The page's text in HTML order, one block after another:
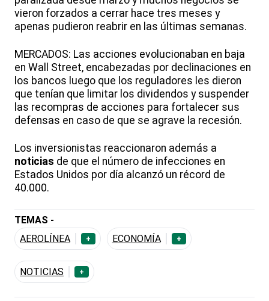
vieron forzados a cerrar hace tres meses y
apenas pudieron reabrir en las últimas semanas.
MERCADOS: Las acciones evolucionaban en baja
en Wall Street, encabezadas por declinaciones en
los bancos luego que los reguladores les dieron
que tenían que limitar los dividendos y suspender
las recompras de acciones para fortalecer sus
defensas en caso de que se agrave la recesión.
Los inversionistas reaccionaron además a
noticias de que el número de infecciones en
Estados Unidos por día alcanzó un récord de
40.000.
TEMAS -
AEROLÍNEA
+ ECONOMÍA +
NOTICIAS +